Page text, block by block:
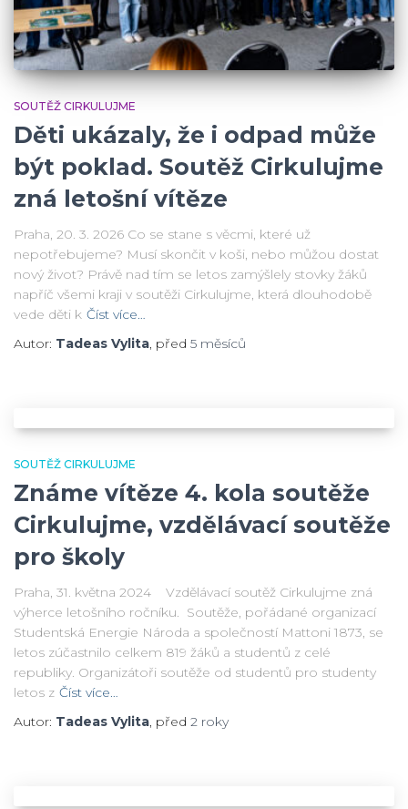
SOUTĚŽ CIRKULUJME
Děti ukázaly, že i odpad může
být poklad. Soutěž Cirkulujme
zná letošní vítěze
Praha, 20. 3. 2026 Co se stane s věcmi, které už
nepotřebujeme? Musí skončit v koši, nebo můžou dostat
nový život? Právě nad tím se letos zamýšlely stovky žáků
napříč všemi kraji v soutěži Cirkulujme, která dlouhodobě
vede děti k Číst více…
Autor: Tadeas Vylita, před 5 měsíců
SOUTĚŽ CIRKULUJME
Známe vítěze 4. kola soutěže
Cirkulujme, vzdělávací soutěže
pro školy
Praha, 31. května 2024 Vzdělávací soutěž Cirkulujme zná
výherce letošního ročníku. Soutěže, pořádané organizací
Studentská Energie Národa a společností Mattoni 1873, se
letos zúčastnilo celkem 819 žáků a studentů z celé
republiky. Organizátoři soutěže od studentů pro studenty
letos z Číst více…
Autor: Tadeas Vylita, před 2 roky